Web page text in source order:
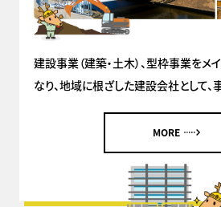
建設事業（建築・土木）、型枠事業をメ
なり、地域に根ざした建設会社として、
MORE